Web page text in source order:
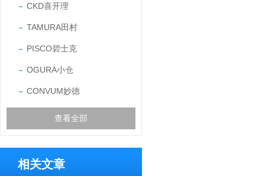
CKD喜开理
TAMURA田村
PISCO碧士克
OGURA小仓
CONVUM妙德
查看全部
相关文章